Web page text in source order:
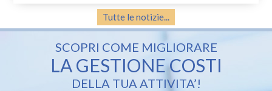
Tutte le notizie...
SCOPRI COME MIGLIORARE
LA GESTIONE COSTI
DELLA TUA ATTIVITA’!